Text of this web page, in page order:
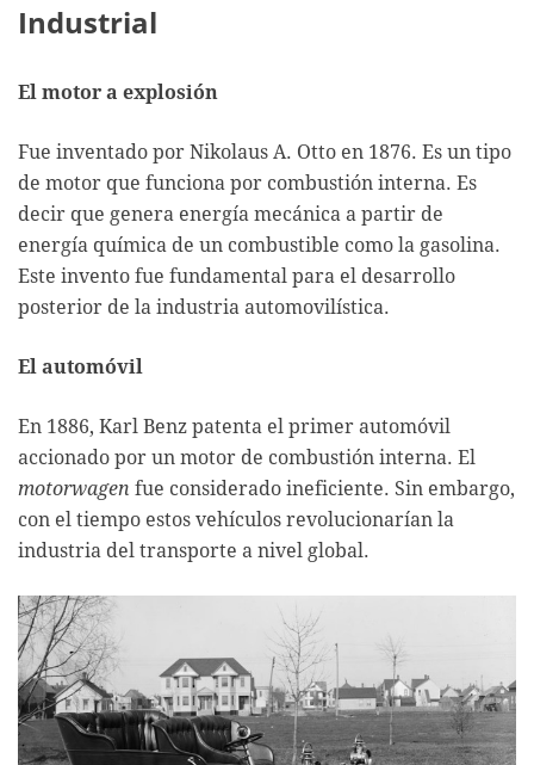
Industrial
El motor a explosión
Fue inventado por Nikolaus A. Otto en 1876. Es un tipo
de motor que funciona por combustión interna. Es
decir que genera energía mecánica a partir de
energía química de un combustible como la gasolina.
Este invento fue fundamental para el desarrollo
posterior de la industria automovilística.
El automóvil
En 1886, Karl Benz patenta el primer automóvil
accionado por un motor de combustión interna. El
motorwagen fue considerado ineficiente. Sin embargo,
con el tiempo estos vehículos revolucionarían la
industria del transporte a nivel global.